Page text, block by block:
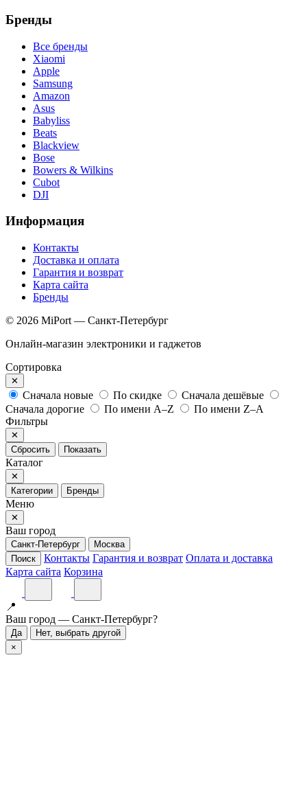
Бренды
Все бренды
Xiaomi
Apple
Samsung
Amazon
Asus
Babyliss
Beats
Blackview
Bose
Bowers & Wilkins
Cubot
DJI
Информация
Контакты
Доставка и оплата
Гарантия и возврат
Карта сайта
Бренды
© 2026 MiPort — Санкт-Петербург
Онлайн-магазин электроники и гаджетов
Сортировка
✕
Сначала новые По скидке
Сначала дешёвые
Сначала дорогие
По имени A–Z
По имени Z–A
Фильтры
✕
Сбросить
Показать
Каталог
✕
Категории
Бренды
Меню
✕
Ваш город
Санкт-Петербург
Москва
Поиск
Контакты Гарантия и возврат Оплата и доставка
Карта сайта Корзина
📍
Ваш город — Санкт-Петербург?
Да
Нет, выбрать другой
×